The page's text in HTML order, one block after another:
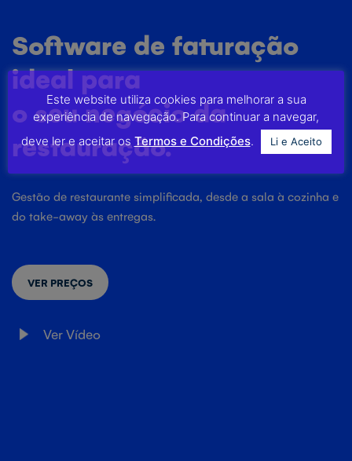
Software de faturação
ideal para
o seu negócio da
restauração.
Gestão de restaurante simplificada, desde a sala à cozinha e
do take-away às entregas.
VER PREÇOS
Ver Vídeo
Este website utiliza cookies para melhorar a sua
experiência de navegação. Para continuar a navegar,
deve ler e aceitar os Termos e Condições. Li e Aceito